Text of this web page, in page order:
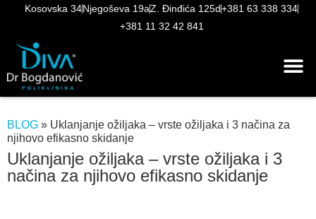
Kosovska 34Njegoševa 19aZ. Đinđića 125d+381 63 338 334
+381 11 32 42 841
BLOG » Uklanjanje ožiljaka – vrste ožiljaka i 3 načina za
njihovo efikasno skidanje
Uklanjanje ožiljaka – vrste ožiljaka i 3
načina za njihovo efikasno skidanje